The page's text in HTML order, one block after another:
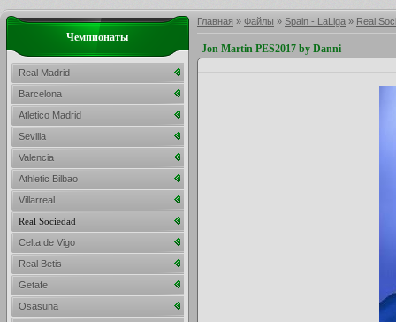
Главная » Файлы » Spain - LaLiga » Real
Jon Martin PES2017 by Danni
Чемпионаты
Real Madrid
Barcelona
Atletico Madrid
Sevilla
Valencia
Athletic Bilbao
Villarreal
Real Sociedad
Celta de Vigo
Real Betis
Getafe
Osasuna